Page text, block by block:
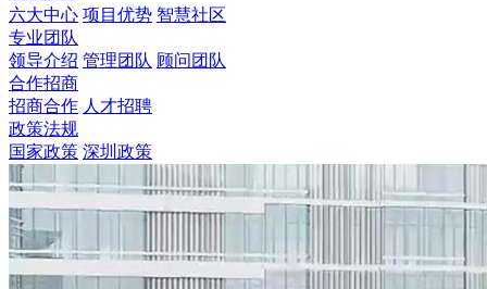
六大中心 项目优势 智慧社区
专业团队
领导介绍 管理团队 顾问团队
合作招商
招商合作 人才招聘
政策法规
国家政策 深圳政策